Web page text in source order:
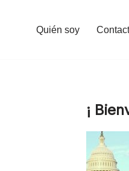
Quién soy
¡